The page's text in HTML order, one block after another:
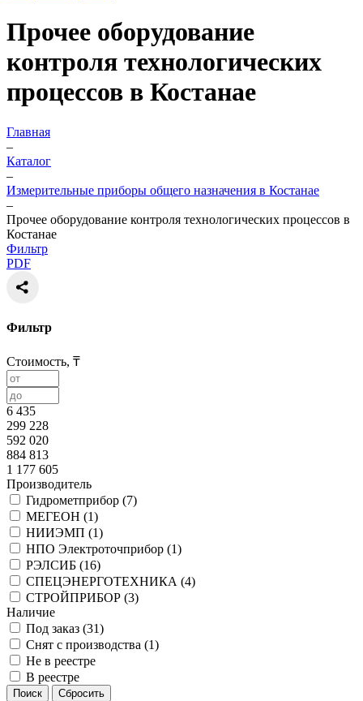
Прочее оборудование
контроля технологических
процессов в Костанае
Главная
–
Каталог
–
Измерительные приборы общего назначения в Костанае
–
Прочее оборудование контроля технологических процессов в
Костанае
Фильтр
PDF
Фильтр
Стоимость, ₸
6 435
299 228
592 020
884 813
1 177 605
Производитель
Гидрометприбор (7)
МЕГЕОН (1)
НИИЭМП (1)
НПО Электроточприбор (1)
РЭЛСИБ (16)
СПЕЦЭНЕРГОТЕХНИКА (4)
СТРОЙПРИБОР (3)
Наличие
Под заказ (31)
Снят с производства (1)
Не в реестре
В реестре